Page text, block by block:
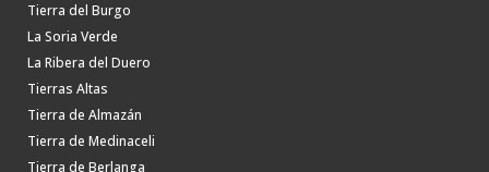
Tierra del Burgo
La Soria Verde
La Ribera del Duero
Tierras Altas
Tierra de Almazán
Tierra de Medinaceli
Tierra de Berlanga